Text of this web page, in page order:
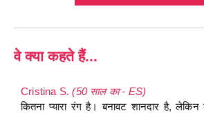
वे क्या कहते हैं...
Cristina S.(50 साल का - ES)
कितना प्यारा रंग है। बनावट शानदार है,